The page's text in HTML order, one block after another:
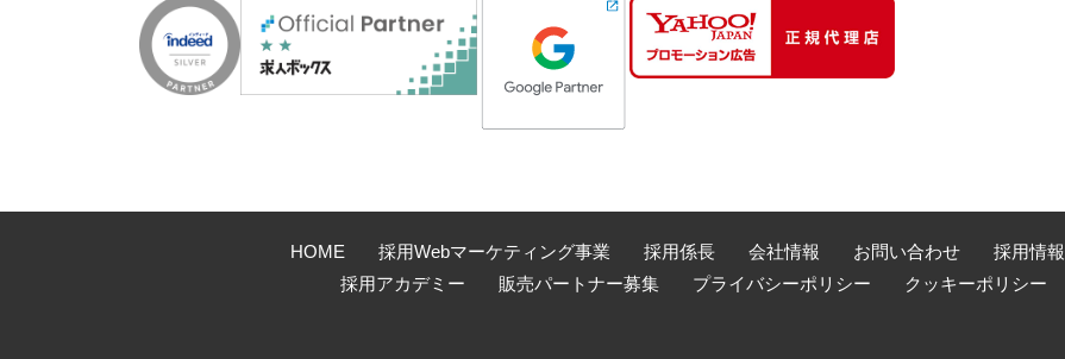
HOME 採用Webマーケティング事業 採用係長 会社情報 お問い合わせ 採用情報
採用アカデミー
販売パートナー募集 プライバシーポリシー クッキーポリシー